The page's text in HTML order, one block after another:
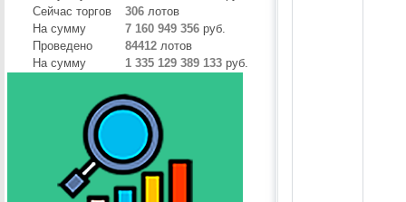
Сейчас торгов
306 лотов
На сумму
7 160 949 356 руб.
Проведено
84412 лотов
На сумму
1 335 129 389 133 руб.